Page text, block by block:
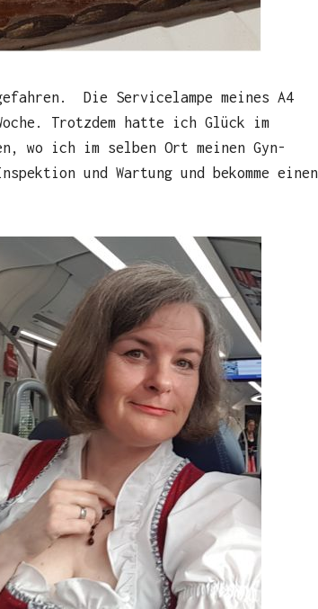
Die Servicelampe meines A4
Trotzdem hatte ich Glück im
wo ich im selben Ort meinen Gyn-
und Wartung und bekomme einen